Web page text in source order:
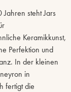
Jahren steht Jars
Keramikkunst,
Perfektion und
In der kleinen
in
fertigt die